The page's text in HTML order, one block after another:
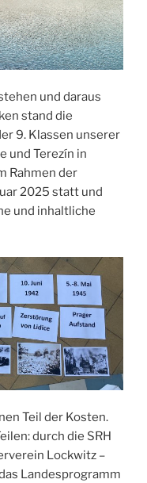
und daraus
stand die
9. Klassen unserer
und Terezín in
Rahmen der
2025 statt und
und inhaltliche
Teil der Kosten.
durch die SRH
Lockwitz –
Landesprogramm